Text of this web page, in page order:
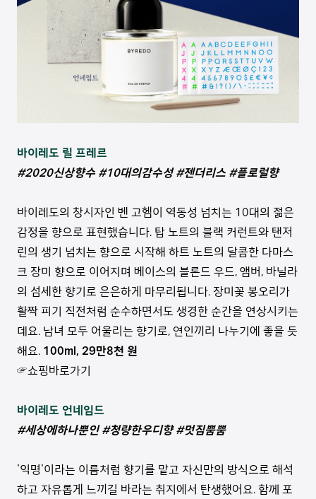
바이레도 릴 프레르
#2020신상향수 #10대의감수성 #젠더리스 #플로럴향
바이레도의 창시자인 벤 고헴이 역동성 넘치는 10대의 젊은
감정을 향으로 표현했습니다. 탑 노트의 블랙 커런트와 탠저
린의 생기 넘치는 향으로 시작해 하트 노트의 달콤한 다마스
크 장미 향으로 이어지며 베이스의 블론드 우드, 앰버, 바닐라
의 섬세한 향기로 은은하게 마무리됩니다. 장미꽃 봉오리가
활짝 피기 직전처럼 순수하면서도 생경한 순간을 연상시키는
데요. 남녀 모두 어울리는 향기로, 연인끼리 나누기에 좋을 듯
해요. 100ml, 29만8천 원
☞쇼핑바로가기
바이레도 언네임드
#세상에하나뿐인 #청량한우디향 #멋짐뿜뿜
'익명'이라는 이름처럼 향기를 맡고 자신만의 방식으로 해석
하고 자유롭게 느끼길 바라는 취지에서 탄생했어요. 함께 포